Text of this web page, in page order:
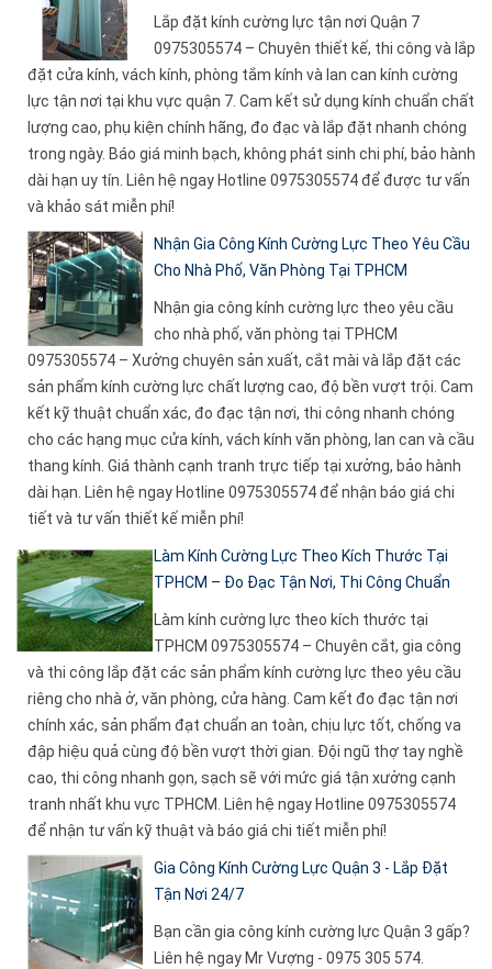
Lắp đặt kính cường lực tận nơi Quận 7
0975305574 – Chuyên thiết kế, thi công và lắp
đặt cửa kính, vách kính, phòng tắm kính và lan can kính cường
lực tận nơi tại khu vực quận 7. Cam kết sử dụng kính chuẩn chất
lượng cao, phụ kiện chính hãng, đo đạc và lắp đặt nhanh chóng
trong ngày. Báo giá minh bạch, không phát sinh chi phí, bảo hành
dài hạn uy tín. Liên hệ ngay Hotline 0975305574 để được tư vấn
và khảo sát miễn phí!
Nhận Gia Công Kính Cường Lực Theo Yêu Cầu
Cho Nhà Phố, Văn Phòng Tại TPHCM
Nhận gia công kính cường lực theo yêu cầu
cho nhà phố, văn phòng tại TPHCM
0975305574 – Xưởng chuyên sản xuất, cắt mài và lắp đặt các
sản phẩm kính cường lực chất lượng cao, độ bền vượt trội. Cam
kết kỹ thuật chuẩn xác, đo đạc tận nơi, thi công nhanh chóng
cho các hạng mục cửa kính, vách kính văn phòng, lan can và cầu
thang kính. Giá thành cạnh tranh trực tiếp tại xưởng, bảo hành
dài hạn. Liên hệ ngay Hotline 0975305574 để nhận báo giá chi
tiết và tư vấn thiết kế miễn phí!
Làm Kính Cường Lực Theo Kích Thước Tại
TPHCM – Đo Đạc Tận Nơi, Thi Công Chuẩn
Làm kính cường lực theo kích thước tại
TPHCM 0975305574 – Chuyên cắt, gia công
và thi công lắp đặt các sản phẩm kính cường lực theo yêu cầu
riêng cho nhà ở, văn phòng, cửa hàng. Cam kết đo đạc tận nơi
chính xác, sản phẩm đạt chuẩn an toàn, chịu lực tốt, chống va
đập hiệu quả cùng độ bền vượt thời gian. Đội ngũ thợ tay nghề
cao, thi công nhanh gọn, sạch sẽ với mức giá tận xưởng cạnh
tranh nhất khu vực TPHCM. Liên hệ ngay Hotline 0975305574
để nhận tư vấn kỹ thuật và báo giá chi tiết miễn phí!
Gia Công Kính Cường Lực Quận 3 - Lắp Đặt
Tận Nơi 24/7
Bạn cần gia công kính cường lực Quận 3 gấp?
Liên hệ ngay Mr Vượng - 0975 305 574.